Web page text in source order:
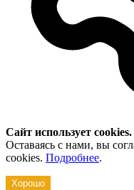
Сайт использует cookies.
Оставаясь с нами, вы
cookies. Подробнее.
Хорошо